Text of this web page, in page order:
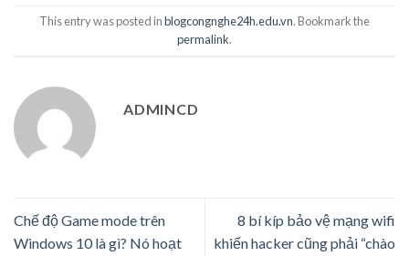
This entry was posted inblogcongnghe24h.edu.vn. Bookmark the
permalink.
ADMINCD
Chế độ Game mode trên
Windows 10 là gì? Nó hoạt
8 bí kíp bảo vệ mạng wifi
khiến hacker cũng phải “chào